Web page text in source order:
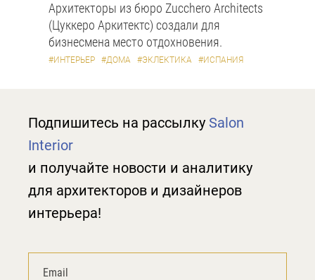
Архитекторы из бюро Zucchero Architects
(Цуккеро Аркитектс) создали для
бизнесмена место отдохновения.
#ИНТЕРЬЕР #ДОМА #ЭКЛЕКТИКА #ИСПАНИЯ
Подпишитесь на рассылку Salon
Interior
и получайте новости и аналитику
для архитекторов и дизайнеров
интерьера!